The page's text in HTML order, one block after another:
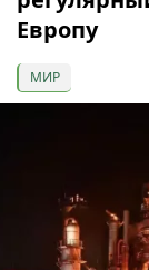
Европу
МИР